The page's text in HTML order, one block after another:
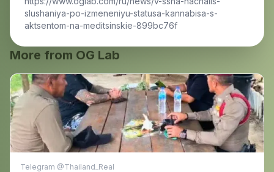
slushaniya-po-izmeneniyu-statusa-kannabisa-s-
aktsentom-na-meditsinskie-899bc76f
More from OG Lab
Telegram @Thailand_Real